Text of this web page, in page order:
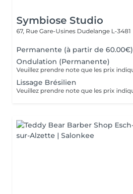
Symbiose Studio
67, Rue Gare-Usines Dudelange L-3481
Permanente (à partir de 60.00€)
Ondulation (Permanente)
Lissage Brésilien